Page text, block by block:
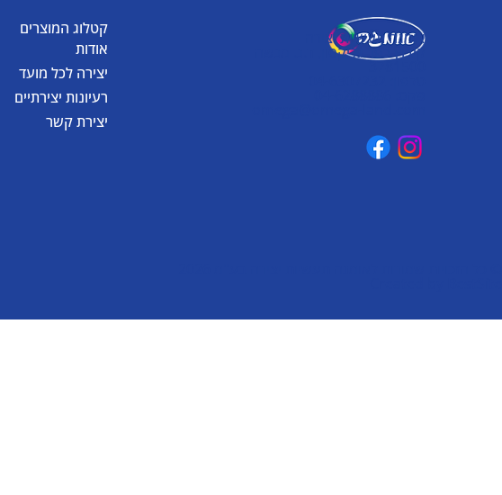
אומגה תעשיות יצירה
קיבוץ כפר גליקסון, ד.נ. מנשה
3781500
קטלוג המוצרים
אודות
יצירה לכל מועד
רעיונות יצירתיים
יצירת קשר